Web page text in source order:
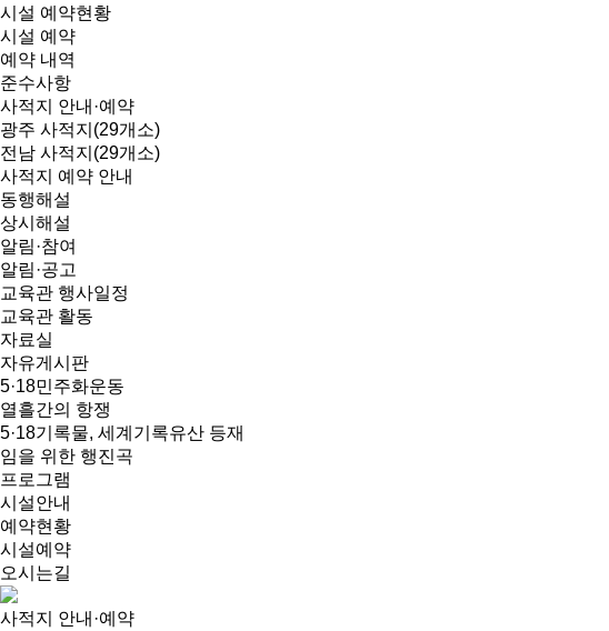
시설 예약현황
시설 예약
예약 내역
준수사항
사적지 안내·예약
광주 사적지(29개소)
전남 사적지(29개소)
사적지 예약 안내
동행해설
상시해설
알림·참여
알림·공고
교육관 행사일정
교육관 활동
자료실
자유게시판
5·18민주화운동
열흘간의 항쟁
5·18기록물, 세계기록유산 등재
임을 위한 행진곡
프로그램
시설안내
예약현황
시설예약
오시는길
사적지 안내·예약